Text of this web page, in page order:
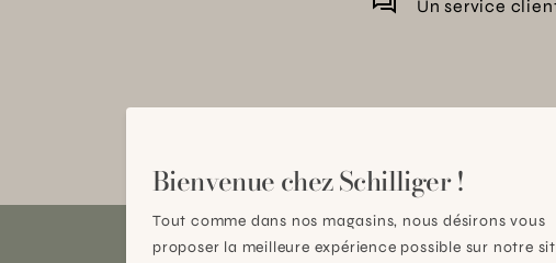
Un service
Bienvenue chez Schilliger !
Tout comme dans nos magasins, nous désirons vous
proposer la meilleure expérience possible sur notre